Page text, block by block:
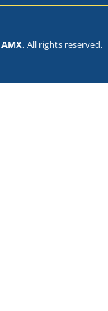
AMX. All rights reserved.